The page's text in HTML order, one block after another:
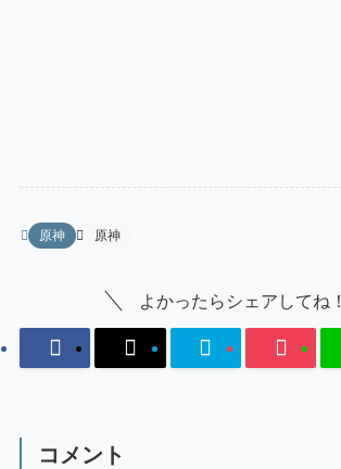
原神 原神
よかったらシェアしてね！
コメント